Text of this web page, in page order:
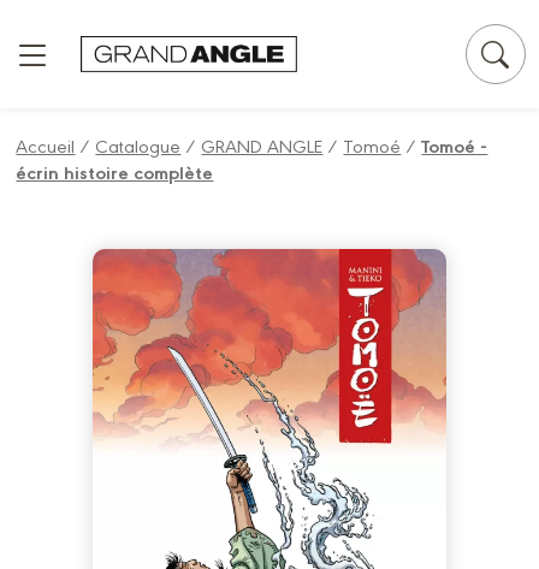
Accueil / Catalogue / GRAND ANGLE / Tomoé /Tomoé -
écrin histoire complète